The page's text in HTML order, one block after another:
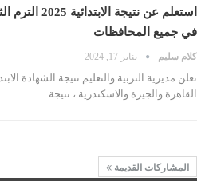
استعلم عن
في جميع المحافظات
كلام سليم يناير 17, 2024
تعلن مديرية التربية والتعليم نتيجة الشهادة
القاهرة والجيزة والاسكندرية ، نتيجة…
المشاركات القديمة